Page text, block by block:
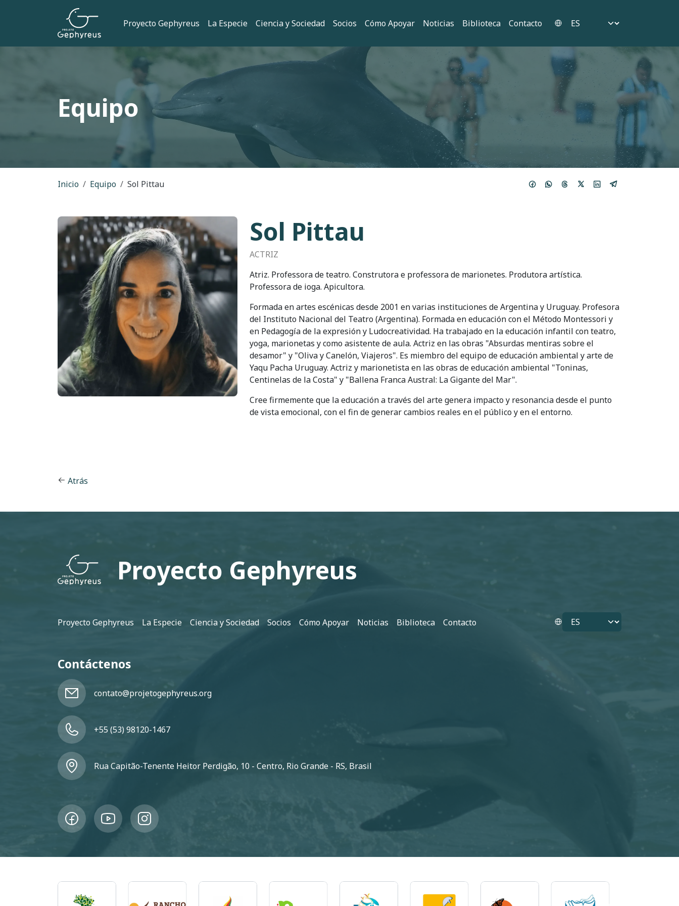
Pasar al contenido principal
Navegación principal
Proyecto Gephyreus La Especie Ciencia y Sociedad Socios Cómo Apoyar Noticias Biblioteca Contacto Select your language
Equipo
Ruta de navegación
Inicio Equipo Sol Pittau
Imagem Sol Pittau
ACTRIZ
Atriz. Professora de teatro. Construtora e professora de marionetes. Produtora artística.
Professora de ioga. Apicultora.
Formada en artes escénicas desde 2001 en varias instituciones de Argentina y Uruguay. Profesora
del Instituto Nacional del Teatro (Argentina). Formada en educación con el Método Montessori y
en Pedagogía de la expresión y Ludocreatividad. Ha trabajado en la educación infantil con teatro,
yoga, marionetas y como asistente de aula. Actriz en las obras "Absurdas mentiras sobre el
desamor" y "Oliva y Canelón, Viajeros". Es miembro del equipo de educación ambiental y arte de
Yaqu Pacha Uruguay. Actriz y marionetista en las obras de educación ambiental "Toninas,
Centinelas de la Costa" y "Ballena Franca Austral: La Gigante del Mar".
Cree firmemente que la educación a través del arte genera impacto y resonancia desde el punto
de vista emocional, con el fin de generar cambios reales en el público y en el entorno.
Atrás
Proyecto Gephyreus
Pie de página
Proyecto Gephyreus La Especie Ciencia y Sociedad Socios Cómo Apoyar Noticias Biblioteca Contacto Select your language
Contáctenos
contato@projetogephyreus.org
+55 (53) 98120-1467
Rua Capitão-Tenente Heitor Perdigão, 10 - Centro, Rio Grande - RS, Brasil
Imagem Imagem Imagem Imagem Imagem Imagem Imagem Imagem